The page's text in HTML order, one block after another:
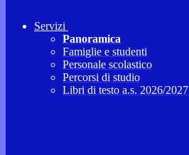
Servizi
Panoramica
Famiglie e studenti
Personale scolastico
Percorsi di studio
Libri di testo a.s. 2026/2027